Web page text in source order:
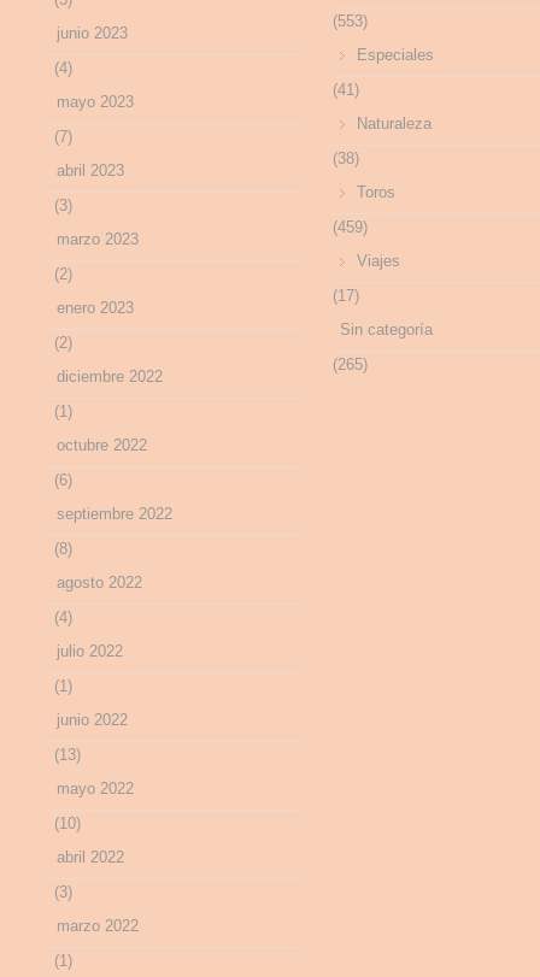
junio 2023
(4)
mayo 2023
(7)
abril 2023
(3)
marzo 2023
(2)
enero 2023
(2)
diciembre 2022
(1)
octubre 2022
(6)
septiembre 2022
(8)
agosto 2022
(4)
julio 2022
(1)
junio 2022
(13)
mayo 2022
(10)
abril 2022
(3)
marzo 2022
(1)
(553)
Especiales
(41)
Naturaleza
(38)
Toros
(459)
Viajes
(17)
Sin categoría
(265)